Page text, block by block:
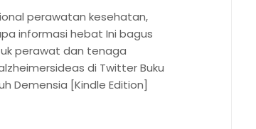
perawatan kesehatan,
informasi hebat Ini bagus
perawat dan tenaga
di Twitter Buku
Demensia [Kindle Edition]